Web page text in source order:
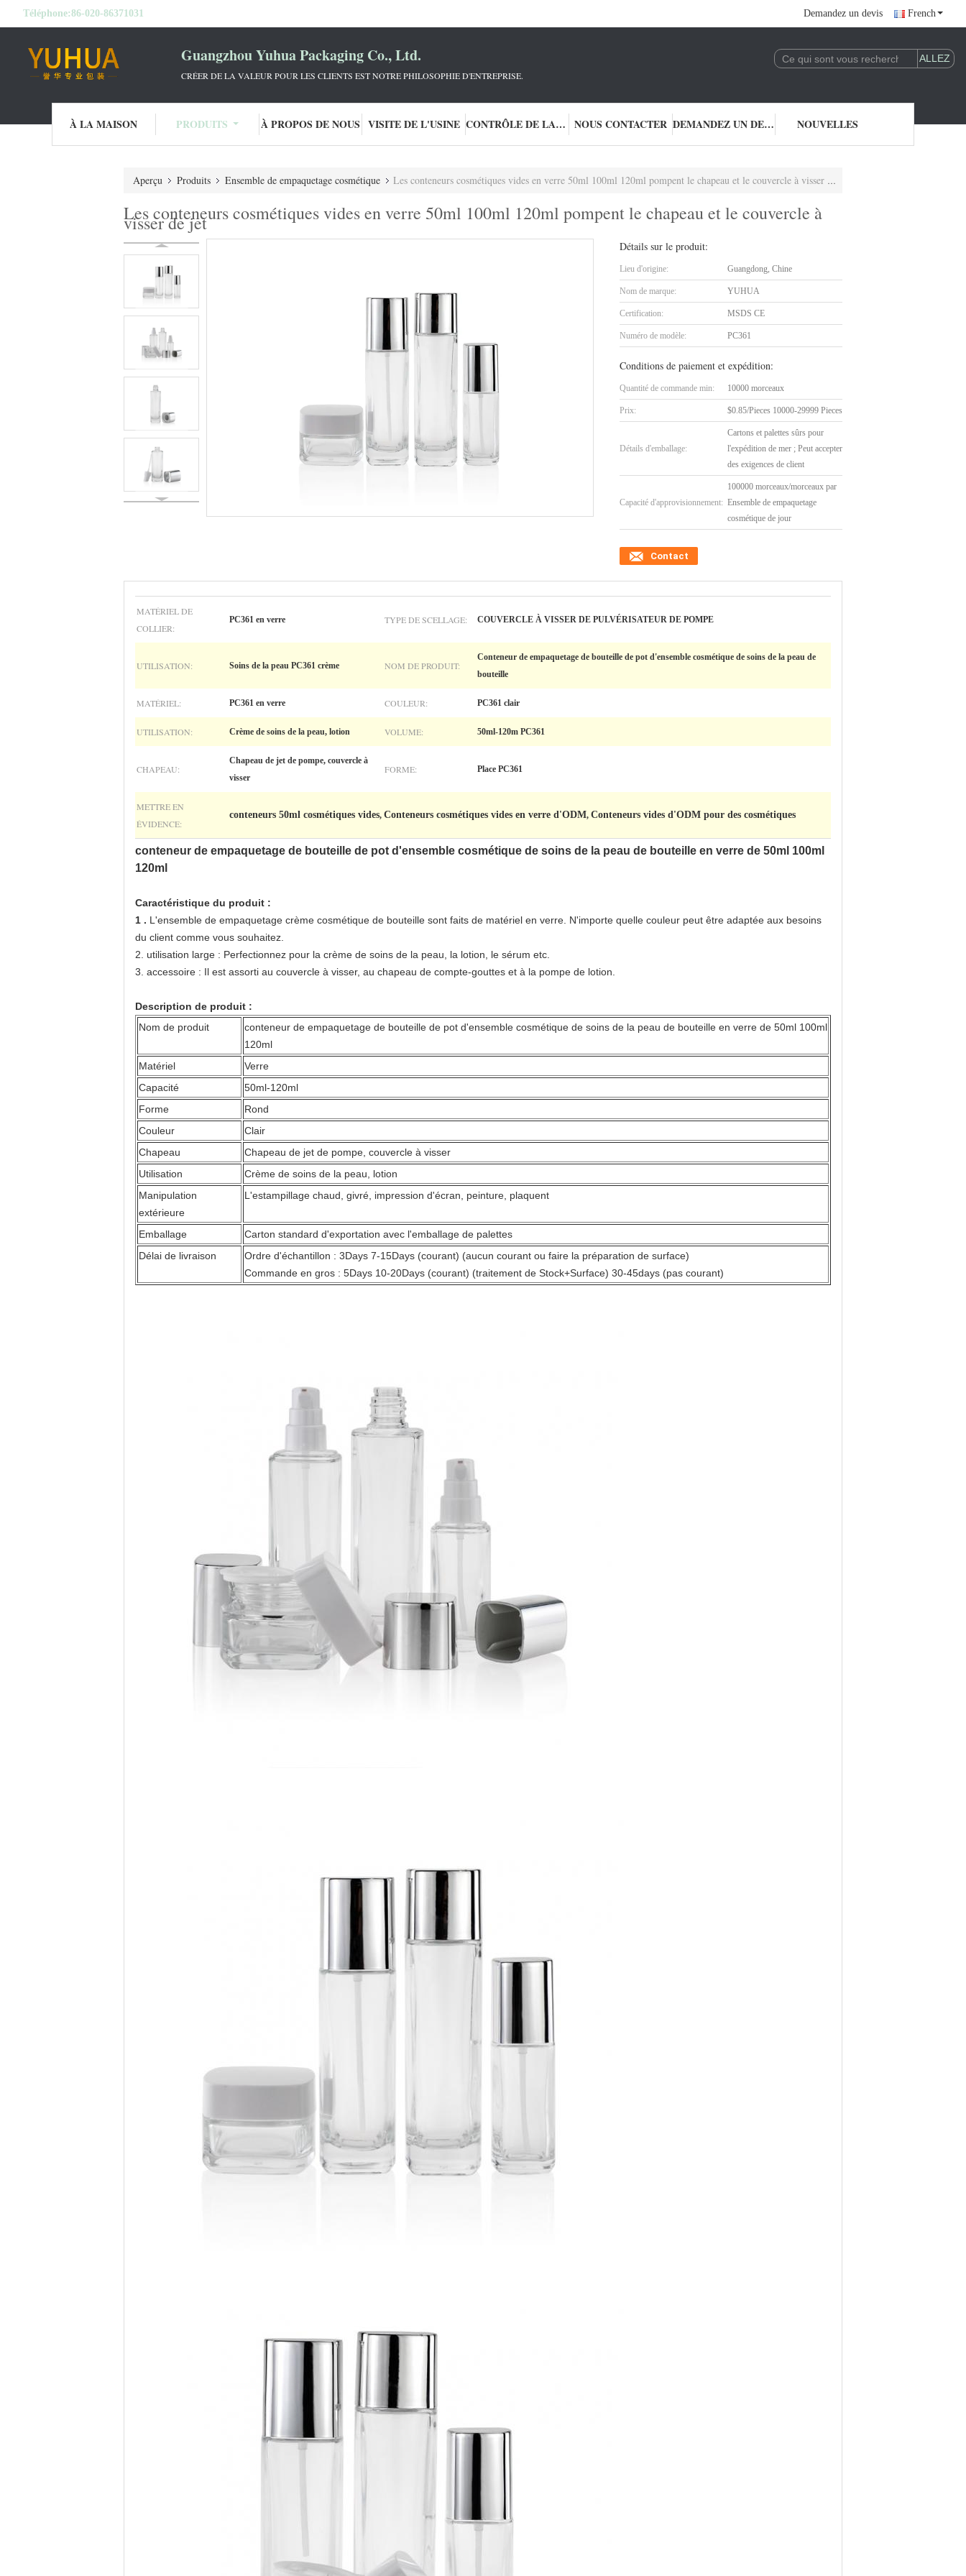
Téléphone:86-020-86371031 Demandez un devis French
Guangzhou Yuhua Packaging Co., Ltd.
CRÉER DE LA VALEUR POUR LES CLIENTS EST NOTRE PHILOSOPHIE D'ENTREPRISE.
À LA MAISON PRODUITS À PROPOS DE NOUS VISITE DE L'USINE CONTRÔLE DE LA QUALITÉ NOUS CONTACTER DEMANDEZ UN DEVIS NOUVELLES
Aperçu Produits Ensemble de empaquetage cosmétique Les conteneurs cosmétiques vides en verre 50ml 100ml 120ml pompent le chapeau et le couvercle à visser de jet
Les conteneurs cosmétiques vides en verre 50ml 100ml 120ml pompent le chapeau et le couvercle à
visser de jet
Détails sur le produit:
Lieu d'origine: Guangdong, Chine
Nom de marque: YUHUA
Certification: MSDS CE
Numéro de modèle: PC361
Conditions de paiement et expédition:
Quantité de commande min: 10000 morceaux
Prix: $0.85/Pieces 10000-29999 Pieces
Détails d'emballage:
Cartons et palettes sûrs pour
l'expédition de mer ; Peut accepter
des exigences de client
Capacité d'approvisionnement:
100000 morceaux/morceaux par
Ensemble de empaquetage
cosmétique de jour
Contact
MATÉRIEL DE
COLLIER:
PC361 en verre TYPE DE SCELLAGE: COUVERCLE À VISSER DE PULVÉRISATEUR DE POMPE
UTILISATION: Soins de la peau PC361 crème NOM DE PRODUIT:
Conteneur de empaquetage de bouteille de pot d'ensemble cosmétique de soins de la peau de
bouteille
MATÉRIEL: PC361 en verre COULEUR: PC361 clair
UTILISATION: Crème de soins de la peau, lotion VOLUME: 50ml-120m PC361
CHAPEAU:
Chapeau de jet de pompe, couvercle à
visser
FORME: Place PC361
METTRE EN
ÉVIDENCE:
conteneurs 50ml cosmétiques vides, Conteneurs cosmétiques vides en verre d'ODM, Conteneurs vides d'ODM pour des cosmétiques
conteneur de empaquetage de bouteille de pot d'ensemble cosmétique de soins de la peau de bouteille en verre de 50ml 100ml
120ml
Caractéristique du produit :
1 . L'ensemble de empaquetage crème cosmétique de bouteille sont faits de matériel en verre. N'importe quelle couleur peut être adaptée aux besoins
du client comme vous souhaitez.
2. utilisation large : Perfectionnez pour la crème de soins de la peau, la lotion, le sérum etc.
3. accessoire : Il est assorti au couvercle à visser, au chapeau de compte-gouttes et à la pompe de lotion.
Description de produit :
Nom de produit
conteneur de empaquetage de bouteille de pot d'ensemble cosmétique de soins de la peau de bouteille en verre de 50ml 100ml
120ml
Matériel
Verre
Capacité
50ml-120ml
Forme
Rond
Couleur
Clair
Chapeau
Chapeau de jet de pompe, couvercle à visser
Utilisation
Crème de soins de la peau, lotion
Manipulation
extérieure
L'estampillage chaud, givré, impression d'écran, peinture, plaquent
Emballage
Carton standard d'exportation avec l'emballage de palettes
Délai de livraison
Ordre d'échantillon : 3Days 7-15Days (courant) (aucun courant ou faire la préparation de surface)
Commande en gros : 5Days 10-20Days (courant) (traitement de Stock+Surface) 30-45days (pas courant)